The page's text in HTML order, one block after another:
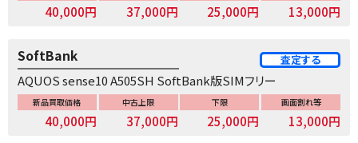
40,000円 37,000円 25,000円 13,000円
AQUOS sense10 A505SH SoftBank版SIMフリー
SoftBank 査定する
新品買取価格
40,000円
中古上限
37,000円
下限
25,000円
画面割れ等
13,000円